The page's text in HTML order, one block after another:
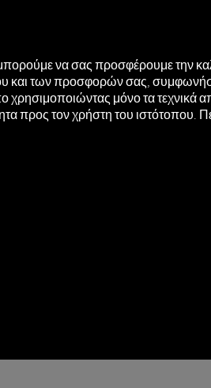
να σας προσφέρουμε την
και των προσφορών σας,
χρησιμοποιώντας μόνο τα τεχνικά
προς τον χρήστη του ιστότοπου.